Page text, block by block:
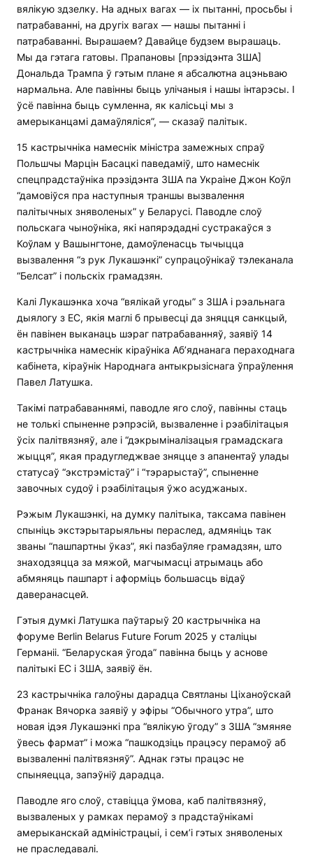
вялікую здзелку. На адных вагах — іх пытанні, просьбы і
патрабаванні, на другіх вагах — нашы пытанні і
патрабаванні. Вырашаем? Давайце будзем вырашаць.
Мы да гэтага гатовы. Прапановы [прэзідэнта ЗША]
Дональда Трампа ў гэтым плане я абсалютна ацэньваю
нармальна. Але павінны быць улічаныя і нашы інтарэсы. І
ўсё павінна быць сумленна, як калісьці мы з
амерыканцамі дамаўляліся”, — сказаў палітык.
15 кастрычніка намеснік міністра замежных спраў
Польшчы Марцін Басацкі паведаміў, што намеснік
спецпрадстаўніка прэзідэнта ЗША па Украіне Джон Коўл
“дамовіўся пра наступныя траншы вызвалення
палітычных зняволеных” у Беларусі. Паводле слоў
польскага чыноўніка, які напярэдадні сустракаўся з
Коўлам у Вашынгтоне, дамоўленасць тычыцца
вызвалення “з рук Лукашэнкі” супрацоўнікаў тэлеканала
“Белсат” і польскіх грамадзян.
Калі Лукашэнка хоча “вялікай угоды” з ЗША і рэальнага
дыялогу з ЕС, якія маглі б прывесці да зняцця санкцый,
ён павінен выканаць шэраг патрабаванняў, заявіў 14
кастрычніка намеснік кіраўніка Аб’яднанага пераходнага
кабінета, кіраўнік Народнага антыкрызіснага ўпраўлення
Павел Латушка.
Такімі патрабаваннямі, паводле яго слоў, павінны стаць
не толькі спыненне рэпрэсій, вызваленне і рэабілітацыя
ўсіх палітвязняў, але і “дэкрыміналізацыя грамадскага
жыцця”, якая прадугледжвае зняцце з апанентаў улады
статусаў “экстрэмістаў” і “тэрарыстаў”, спыненне
завочных судоў і рэабілітацыя ўжо асуджаных.
Рэжым Лукашэнкі, на думку палітыка, таксама павінен
спыніць экстэрытарыяльны пераслед, адмяніць так
званы “пашпартны ўказ”, які пазбаўляе грамадзян, што
знаходзяцца за мяжой, магчымасці атрымаць або
абмяняць пашпарт і аформіць большасць відаў
даверанасцей.
Гэтыя думкі Латушка паўтарыў 20 кастрычніка на
форуме Berlin Belarus Future Forum 2025 у сталіцы
Германіі. “Беларуская ўгода” павінна быць у аснове
палітыкі ЕС і ЗША, заявіў ён.
23 кастрычніка галоўны дарадца Святланы Ціханоўскай
Франак Вячорка заявіў у эфіры “Обычного утра”, што
новая ідэя Лукашэнкі пра “вялікую ўгоду” з ЗША “змяняе
ўвесь фармат” і можа “пашкодзіць працэсу перамоў аб
вызваленні палітвязняў”. Аднак гэты працэс не
спыняецца, запэўніў дарадца.
Паводле яго слоў, ставіцца ўмова, каб палітвязняў,
вызваленых у рамках перамоў з прадстаўнікамі
амерыканскай адміністрацыі, і сем’і гэтых зняволеных
не праследавалі.